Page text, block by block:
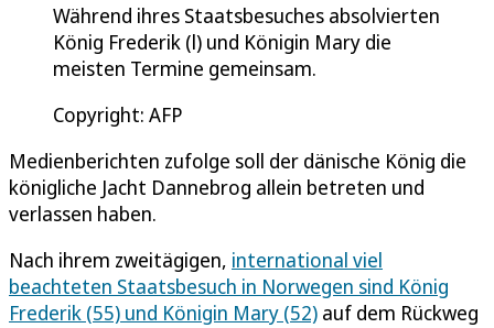
Während ihres Staatsbesuches absolvierten
König Frederik (l) und Königin Mary die
meisten Termine gemeinsam.
Copyright: AFP
Medienberichten zufolge soll der dänische König die
königliche Jacht Dannebrog allein betreten und
verlassen haben.
Nach ihrem zweitägigen, international viel
beachteten Staatsbesuch in Norwegen sind König
Frederik (55) und Königin Mary (52) auf dem Rückweg